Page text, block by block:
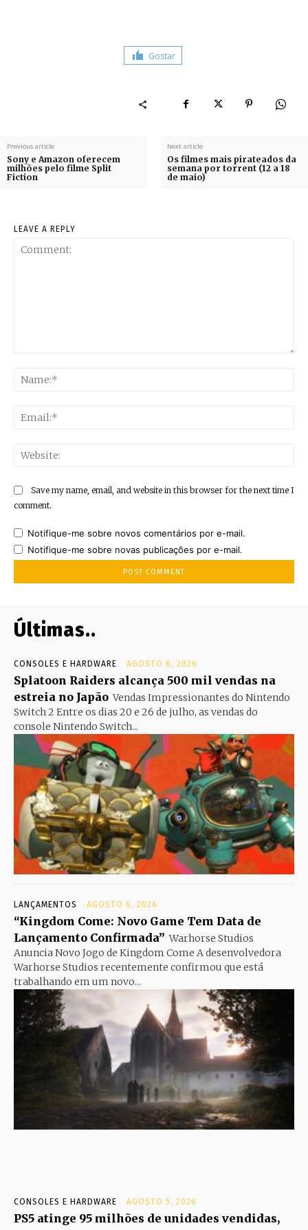
Gostar
Previous article
Sony e Amazon oferecem
milhões pelo filme Split
Fiction
Next article
Os filmes mais pirateados da
semana por torrent (12 a 18
de maio)
LEAVE A REPLY
Save my name, email, and website in this browser for the next time I
comment.
Notifique-me sobre novos comentários por e-mail.
Notifique-me sobre novas publicações por e-mail.
Últimas..
CONSOLES E HARDWARE AGOSTO 6, 2026
Splatoon Raiders alcança 500 mil vendas na
estreia no Japão Vendas Impressionantes do Nintendo
Switch 2 Entre os dias 20 e 26 de julho, as vendas do
console Nintendo Switch...
LANÇAMENTOS AGOSTO 6, 2026
“Kingdom Come: Novo Game Tem Data de
Lançamento Confirmada” Warhorse Studios
Anuncia Novo Jogo de Kingdom Come A desenvolvedora
Warhorse Studios recentemente confirmou que está
trabalhando em um novo...
CONSOLES E HARDWARE AGOSTO 5, 2026
PS5 atinge 95 milhões de unidades vendidas,